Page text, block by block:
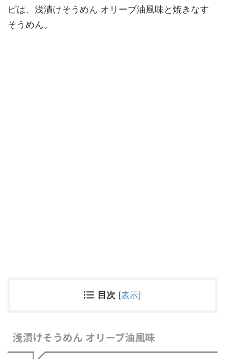
ピは、浅漬けそうめん オリーブ油風味と焼きなす
そうめん。
目次 [表示]
浅漬けそうめん オリーブ油風味